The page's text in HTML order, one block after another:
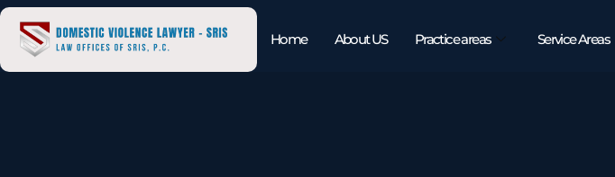
Home About US Practice areas Service Areas